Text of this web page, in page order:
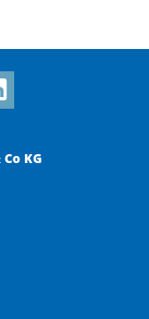
KG